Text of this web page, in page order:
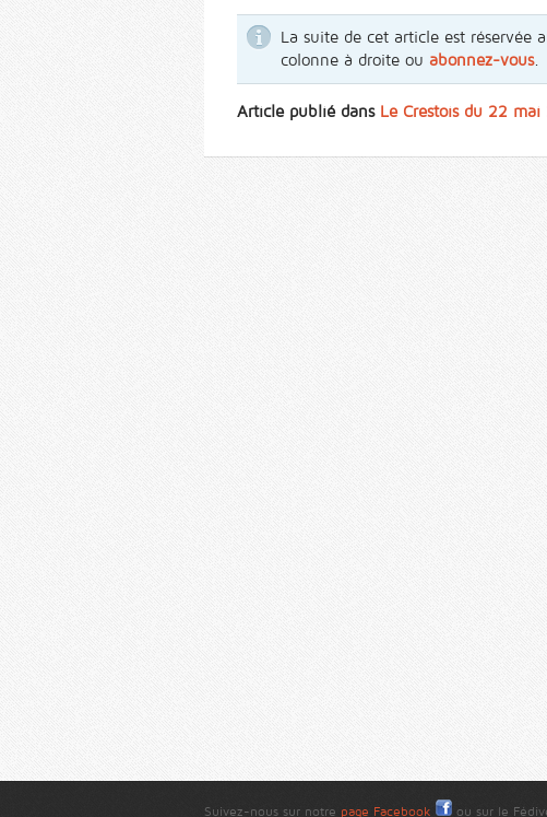
La suite de cet article est réservée
colonne à droite ou abonnez-vous.
Article publié dans Le Crestois du 22
Suivez-nous sur notre page Facebook ou sur le